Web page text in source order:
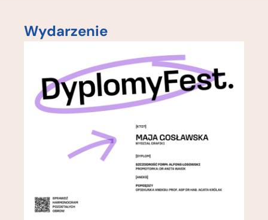
Wydarzenie